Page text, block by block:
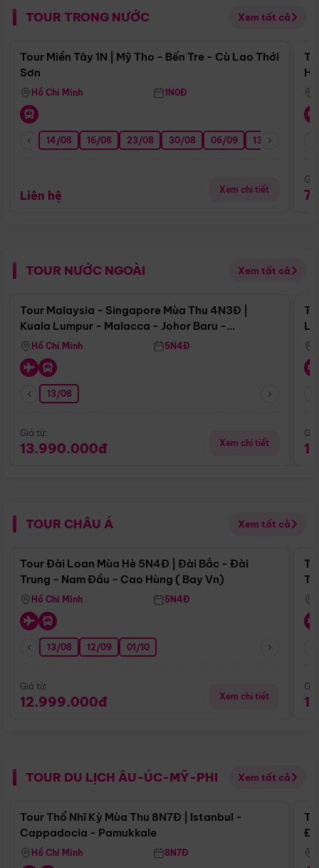
TOUR TRONG NƯỚC Xem tất cả
Điểm nổi bật
Tour Miền Tây 1N | Mỹ Tho - Bến Tre - Cù Lao Thới
Sơn
Hồ Chí Minh 1N0Đ
14/08 16/08 23/08 30/08 06/09 13/09
Liên hệ Xem chi tiết
TOUR NƯỚC NGOÀI Xem tất cả
Điểm nổi bật
Tour Malaysia - Singapore Mùa Thu 4N3Đ |
Kuala Lumpur - Malacca - Johor Baru -
Singapore
Hồ Chí Minh 5N4Đ
13/08
Giá từ:
13.990.000đ Xem chi tiết
TOUR CHÂU Á Xem tất cả
Điểm nổi bật
Tour Đài Loan Mùa Hè 5N4Đ | Đài Bắc - Đài
Trung - Nam Đầu - Cao Hùng ( Bay Vn)
Hồ Chí Minh 5N4Đ
13/08 12/09 01/10
Giá từ:
12.999.000đ Xem chi tiết
TOUR DU LỊCH ÂU-ÚC-MỸ-PHI Xem tất cả
Điểm nổi bật
Tour Thổ Nhĩ Kỳ Mùa Thu 8N7Đ | Istanbul -
Cappadocia - Pamukkale
Hồ Chí Minh 8N7Đ